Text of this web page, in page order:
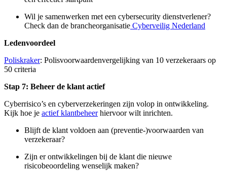
Wil je samenwerken met een cybersecurity dienstverlener?
Check dan de brancheorganisatie Cyberveilig Nederland
Ledenvoordeel
Poliskraker: Polisvoorwaardenvergelijking van 10 verzekeraars op
50 criteria
Stap 7: Beheer de klant actief
Cyberrisico’s en cyberverzekeringen zijn volop in ontwikkeling.
Kijk hoe je actief klantbeheerhiervoor wilt inrichten.
Blijft de klant voldoen aan (preventie-)voorwaarden van
verzekeraar?
Zijn er ontwikkelingen bij de klant die nieuwe
risicobeoordeling wenselijk maken?